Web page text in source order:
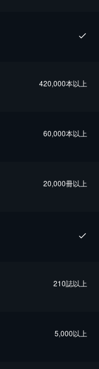
420,000本以上
60,000本以上
20,000冊以上
210誌以上
5,000以上